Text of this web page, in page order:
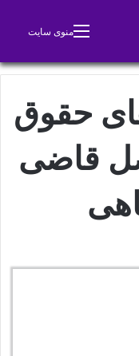
منوی سایت
حقوق
قاضی